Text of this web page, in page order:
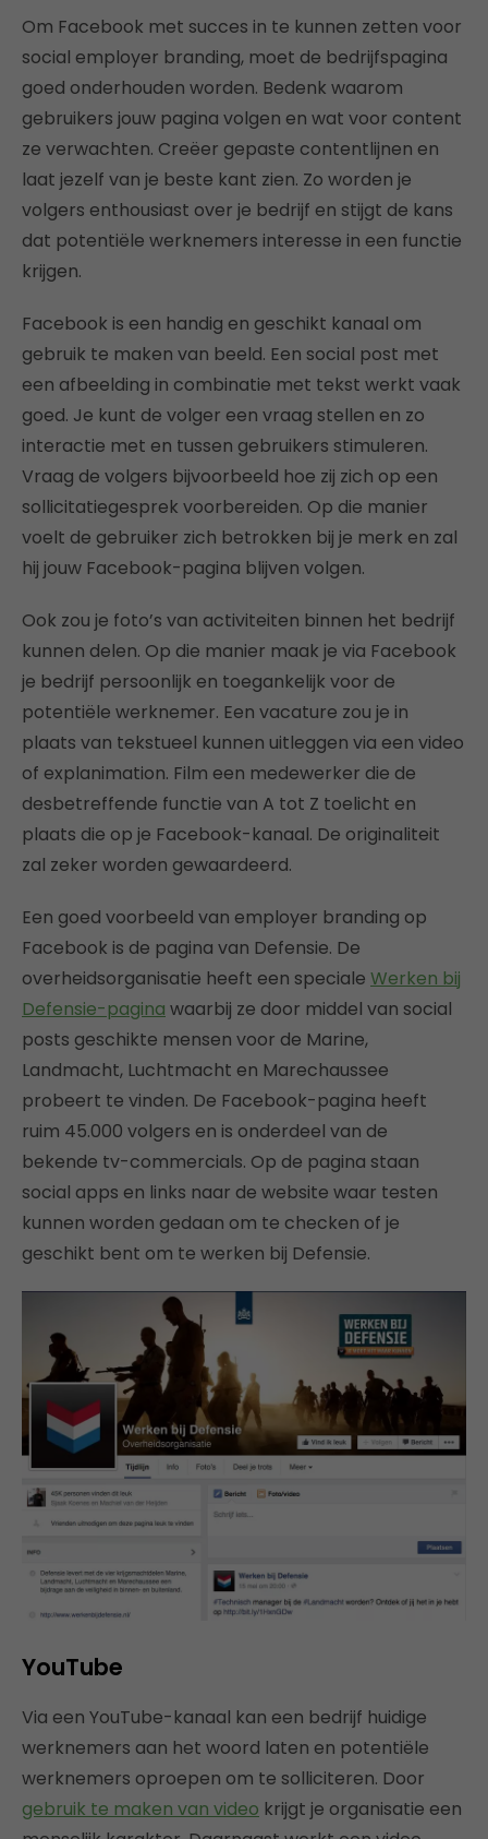
Om Facebook met succes in te kunnen zetten voor
social employer branding, moet de bedrijfspagina
goed onderhouden worden. Bedenk waarom
gebruikers jouw pagina volgen en wat voor content
ze verwachten. Creëer gepaste contentlijnen en
laat jezelf van je beste kant zien. Zo worden je
volgers enthousiast over je bedrijf en stijgt de kans
dat potentiële werknemers interesse in een functie
krijgen.
Facebook is een handig en geschikt kanaal om
gebruik te maken van beeld. Een social post met
een afbeelding in combinatie met tekst werkt vaak
goed. Je kunt de volger een vraag stellen en zo
interactie met en tussen gebruikers stimuleren.
Vraag de volgers bijvoorbeeld hoe zij zich op een
sollicitatiegesprek voorbereiden. Op die manier
voelt de gebruiker zich betrokken bij je merk en zal
hij jouw Facebook-pagina blijven volgen.
Ook zou je foto’s van activiteiten binnen het bedrijf
kunnen delen. Op die manier maak je via Facebook
je bedrijf persoonlijk en toegankelijk voor de
potentiële werknemer. Een vacature zou je in
plaats van tekstueel kunnen uitleggen via een video
of explanimation. Film een medewerker die de
desbetreffende functie van A tot Z toelicht en
plaats die op je Facebook-kanaal. De originaliteit
zal zeker worden gewaardeerd.
Een goed voorbeeld van employer branding op
Facebook is de pagina van Defensie. De
overheidsorganisatie heeft een speciale Werken bij
Defensie-pagina waarbij ze door middel van social
posts geschikte mensen voor de Marine,
Landmacht, Luchtmacht en Marechaussee
probeert te vinden. De Facebook-pagina heeft
ruim 45.000 volgers en is onderdeel van de
bekende tv-commercials. Op de pagina staan
social apps en links naar de website waar testen
kunnen worden gedaan om te checken of je
geschikt bent om te werken bij Defensie.
YouTube
Via een YouTube-kanaal kan een bedrijf huidige
werknemers aan het woord laten en potentiële
werknemers oproepen om te solliciteren. Door
gebruik te maken van video krijgt je organisatie een